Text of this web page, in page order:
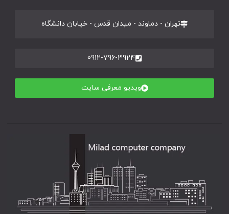
تهران - دماوند - میدان قدس - خیابان دانشگاه
0912-796-3924
ویدیو معرفی سایت